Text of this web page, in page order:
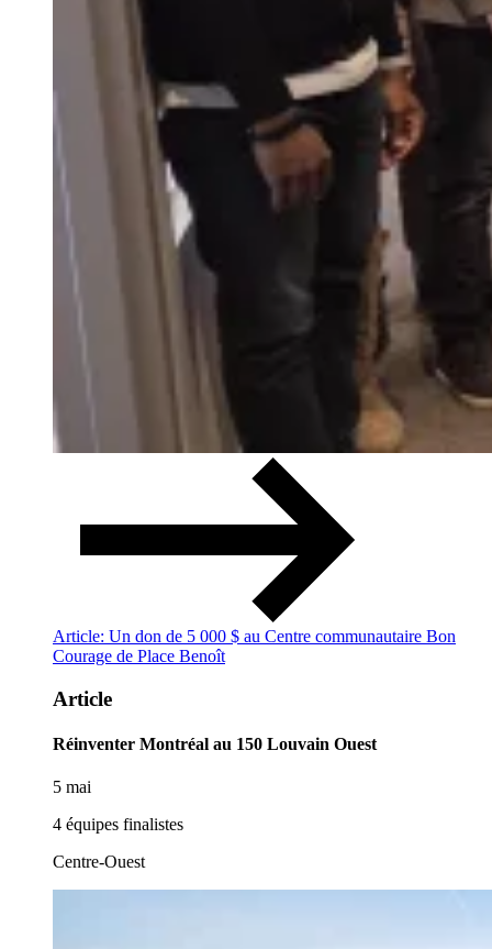
Article: Un don de 5 000 $ au Centre communautaire Bon
Courage de Place Benoît
Article
Réinventer Montréal au 150 Louvain Ouest
5 mai
4 équipes finalistes
Centre-Ouest